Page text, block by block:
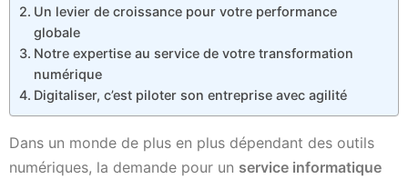
Un levier de croissance pour votre performance
globale
Notre expertise au service de votre transformation
numérique
Digitaliser, c’est piloter son entreprise avec agilité
Dans un monde de plus en plus dépendant des outils
numériques, la demande pour un service informatique